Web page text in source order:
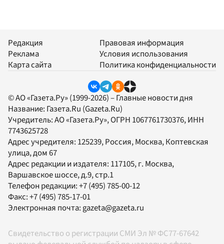
Редакция
Реклама
Карта сайта
Правовая информация
Условия использования
Политика конфиденциальности
© АО «Газета.Ру» (1999-2026) – Главные новости дня
Название: Газета.Ru (Gazeta.Ru)
Учредитель:АО «Газета.Ру», ОГРН 1067761730376, ИНН
7743625728
Адрес учредителя: 125239, Россия, Москва, Коптевская
улица, дом 67
Адрес редакции и издателя: 117105, г. Москва,
Варшавское шоссе, д.9, стр.1
Телефон редакции:+7 (495) 785-00-12
Факс:+7 (495) 785-17-01
Электронная почта:gazeta@gazeta.ru
Свидетельство о регистрации СМИ Эл № ФС77-67642